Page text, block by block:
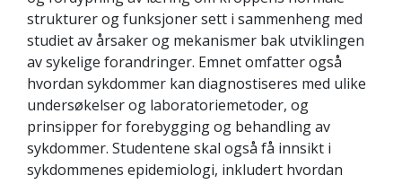
strukturer og funksjoner sett i sammenheng med
studiet av årsaker og mekanismer bak utviklingen
av sykelige forandringer. Emnet omfatter også
hvordan sykdommer kan diagnostiseres med ulike
undersøkelser og laboratoriemetoder, og
prinsipper for forebygging og behandling av
sykdommer. Studentene skal også få innsikt i
sykdommenes epidemiologi, inkludert hvordan